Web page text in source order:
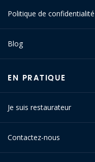
Politique de confidentialité
Blog
EN PRATIQUE
Je suis restaurateur
Contactez-nous